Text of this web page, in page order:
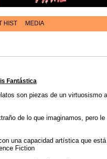
HIST MEDIA
Fantástica
son piezas de un virtuosismo
de lo que imaginamos, pero
una capacidad artística que
Fiction